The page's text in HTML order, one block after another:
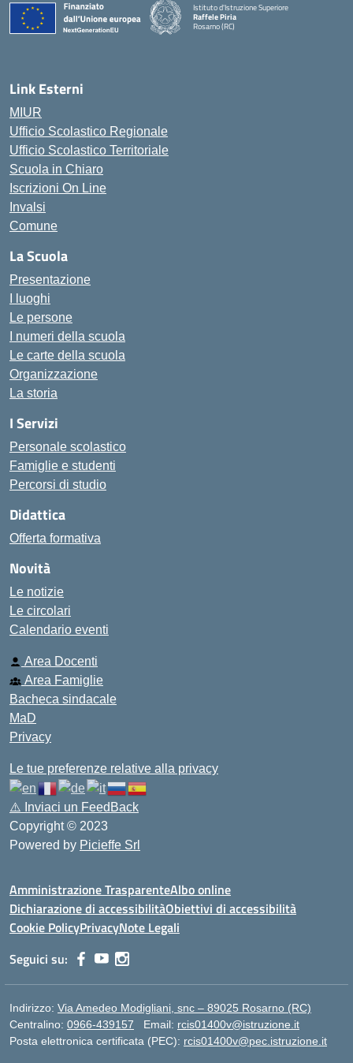
Istituto d'Istruzione Superiore
Raffele Piria
Rosarno (RC)
Link Esterni
MIUR
Ufficio Scolastico Regionale
Ufficio Scolastico Territoriale
Scuola in Chiaro
Iscrizioni On Line
Invalsi
Comune
La Scuola
Presentazione
I luoghi
Le persone
I numeri della scuola
Le carte della scuola
Organizzazione
La storia
I Servizi
Personale scolastico
Famiglie e studenti
Percorsi di studio
Didattica
Offerta formativa
Novità
Le notizie
Le circolari
Calendario eventi
Area Docenti
Area Famiglie
Bacheca sindacale
MaD
Privacy
Le tue preferenze relative alla privacy
⚠️ Inviaci un FeedBack
Copyright © 2023
Powered by Picieffe Srl
Amministrazione TrasparenteAlbo online
Dichiarazione di accessibilitàObiettivi di accessibilità
Cookie PolicyPrivacyNote Legali
Seguici su:
Indirizzo: Via Amedeo Modigliani, snc – 89025 Rosarno (RC)
Centralino: 0966-439157 Email: rcis01400v@istruzione.it
Posta elettronica certificata (PEC): rcis01400v@pec.istruzione.it